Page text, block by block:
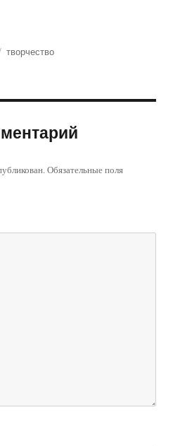
Метки
творчество
Обязательные поля